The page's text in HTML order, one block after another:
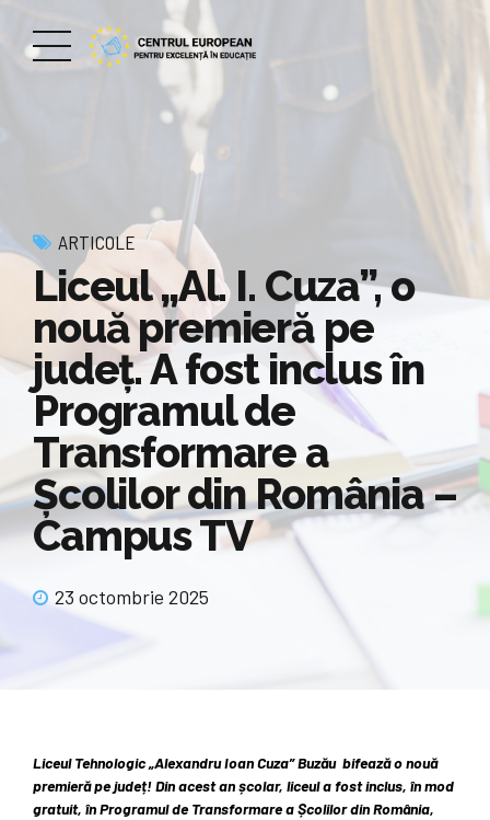
ARTICOLE
Liceul „Al. I. Cuza”, o
nouă premieră pe
județ. A fost inclus în
Programul de
Transformare a
Școlilor din România –
Campus TV
23 octombrie 2025
Liceul Tehnologic „Alexandru Ioan Cuza” Buzău bifează o nouă
premieră pe județ! Din acest an școlar, liceul a fost inclus, în mod
gratuit, în Programul de Transformare a Școlilor din România,